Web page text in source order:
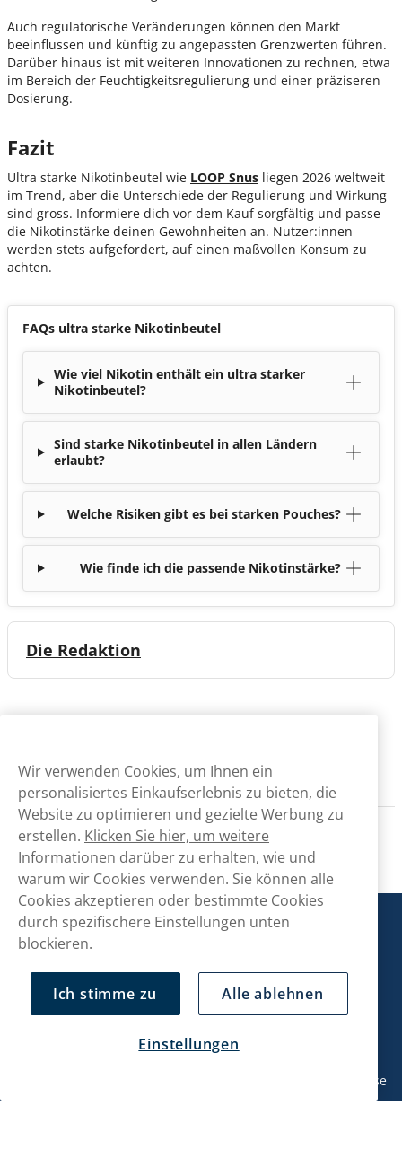
Auch regulatorische Veränderungen können den Markt
beeinflussen und künftig zu angepassten Grenzwerten führen.
Darüber hinaus ist mit weiteren Innovationen zu rechnen, etwa
im Bereich der Feuchtigkeitsregulierung und einer präziseren
Dosierung.
Fazit
Ultra starke Nikotinbeutel wie LOOP Snus liegen 2026 weltweit
im Trend, aber die Unterschiede der Regulierung und Wirkung
sind gross. Informiere dich vor dem Kauf sorgfältig und passe
die Nikotinstärke deinen Gewohnheiten an. Nutzer:innen
werden stets aufgefordert, auf einen maßvollen Konsum zu
achten.
FAQs ultra starke Nikotinbeutel
Wie viel Nikotin enthält ein ultra starker
Nikotinbeutel?
Sind starke Nikotinbeutel in allen Ländern
erlaubt?
Welche Risiken gibt es bei starken Pouches?
Wie finde ich die passende Nikotinstärke?
Die Redaktion
Snusmarkt
Kontaktiere uns!
hallo@snusmarkt.ch
+410800561053
Mo/Di: 08:30-17 Uhr (Pause 12-13) Mi/Do: 10:30-19 Uhr (Pause
Wir verwenden Cookies, um Ihnen ein
personalisiertes Einkaufserlebnis zu bieten, die
Website zu optimieren und gezielte Werbung zu
erstellen. Klicken Sie hier, um weitere
Informationen darüber zu erhalten, wie und
warum wir Cookies verwenden. Sie können alle
Cookies akzeptieren oder bestimmte Cookies
durch spezifischere Einstellungen unten
blockieren.
Ich stimme zu Alle ablehnen
Einstellungen